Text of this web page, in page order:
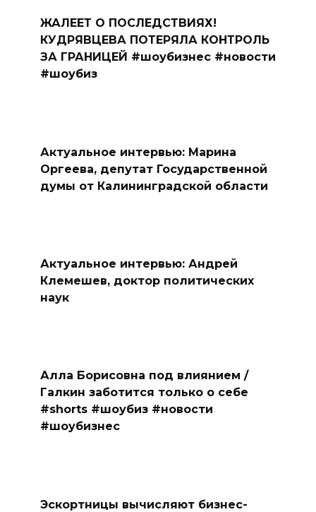
ЖАЛЕЕТ О ПОСЛЕДСТВИЯХ!
КУДРЯВЦЕВА ПОТЕРЯЛА КОНТРОЛЬ
ЗА ГРАНИЦЕЙ #шоубизнес #новости
#шоубиз
Актуальное интервью: Марина
Оргеева, депутат Государственной
думы от Калининградской области
Актуальное интервью: Андрей
Клемешев, доктор политических
наук
Алла Борисовна под влиянием /
Галкин заботится только о себе
#shorts #шоубиз #новости
#шоубизнес
Эскортницы вычисляют бизнес-